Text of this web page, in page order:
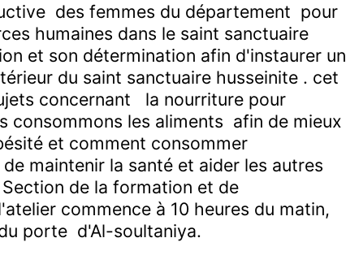
des femmes du département pour
humaines dans le saint sanctuaire
et son détermination afin d'instaurer un
du saint sanctuaire husseinite . cet
concernant la nourriture pour
consommons les aliments afin de mieux
et comment consommer
maintenir la santé et aider les autres
de la formation et de
commence à 10 heures du matin,
porte d'Al-soultaniya.